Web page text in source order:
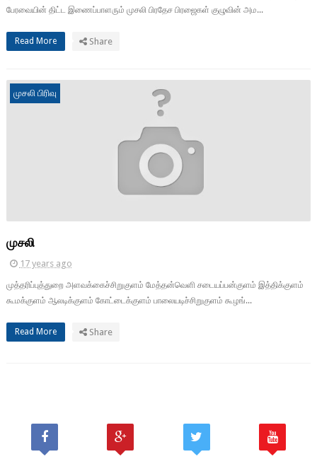
பேரவையின் திட்ட இணைப்பாளரும் முசலி பிரதேச பிரஜைகள் குழுவின் அம...
Read More Share
முசலி பிரிவு
முசலி
17 years ago
முத்தரிப்புத்துறை அளவக்கைச்சிறுகுளம் மேத்தன்வெளி சடையப்பன்குளம் இத்திக்குளம்
கூமக்குளம் ஆலடிக்குளம் கோட்டைக்குளம் பாலையடிச்சிறுகுளம் கூழங்...
Read More Share